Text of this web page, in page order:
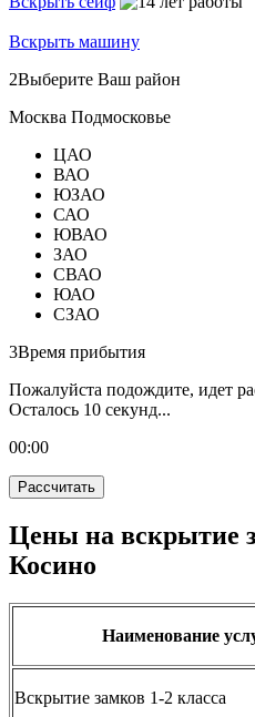
Вскрыть машину
2Выберите Ваш район
Москва Подмосковье
ЦАО
ВАО
ЮЗАО
САО
ЮВАО
ЗАО
СВАО
ЮАО
СЗАО
3Время прибытия
Пожалуйста подождите, идет
Осталось 10 секунд...
00:00
Рассчитать
Цены на вскрытие
Косино
Наименование
Вскрытие замков 1-2 класса